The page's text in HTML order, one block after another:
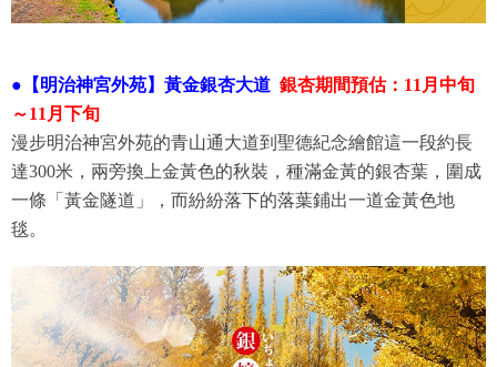
● 【明治神宮外苑】黃金銀杏大道 銀杏期間預估：11月中旬
～11月下旬
漫步明治神宮外苑的青山通大道到聖德紀念繪館這一段約長
達300米，兩旁換上金黃色的秋裝，種滿金黃的銀杏葉，圍成
一條「黃金隧道」，而紛紛落下的落葉鋪出一道金黃色地
毯。